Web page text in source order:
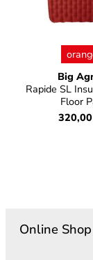
Big
Rapide SL
Floor
Online Shop